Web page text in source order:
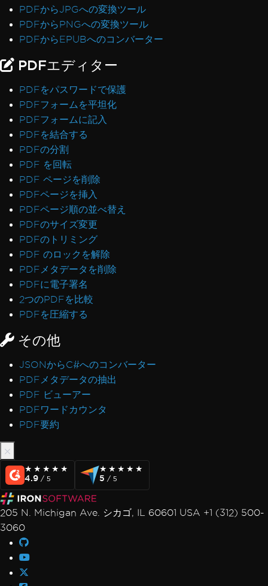
Linuxでのデバッガーハング
例外メッセージ
パス 'Global-IronSoftwareDeploymentGlobal'
502 Bad Gateway
ライセンスサーバーへの接続を確立中にエラーが
発生しました
Chrome依存関係をデプロイ中にエラーが発生し
ました
Pdfium依存関係をデプロイ中にエラーが発生し
ました
バイトから文書を開く際のエラー: 'bad
allocation'
NuGetパッケージのデプロイに失敗しました
GPUプロセスが使用できません
無効なCefExecuteProcessリターンコード0
IronPDFが特定のPDFファイルを開く/解析でき
ません
IronPDF ネイティブ例外
IronPDFAssemblyVersionMismatchException
ネットワークサービスがクラッシュし、サービス
が再起動します
エラーコード (127) で関数SetLogEventが見つ
このプラットフォームではレジストリはサポート
されていません
PDFをレンダリングする際のタイムアウト
AdaptiveRenderEngineの未処理ケース
Web.configでのライセンスキーの設定
ん
.NET Framework Windowsサービス例外
スレッド状態が破壊された後の管理コード
Linux/WSLでのWin32Exceptionライセンスエ
PDFからJPGへの変換ツール
PDFからPNGへの変換ツール
PDFからEPUBへのコンバーター
PDFエディター
PDFをパスワードで保護
PDFフォームを平坦化
PDFフォームに記入
PDFを結合する
PDFの分割
PDF を回転
PDF ページを削除
PDFページを挿入
PDFページ順の並べ替え
PDFのサイズ変更
PDFのトリミング
PDF のロックを解除
PDFメタデータを削除
PDFに電子署名
2つのPDFを比較
PDFを圧縮する
その他
JSONからC#へのコンバーター
PDFメタデータの抽出
PDF ビューアー
PDFワードカウンタ
PDF要約
★★★★★
★★★★★
4.9 / 5
★★★★★
★★★★★
5 / 5
205 N. Michigan Ave. シカゴ, IL 60601 USA +1 (312) 500-
3060